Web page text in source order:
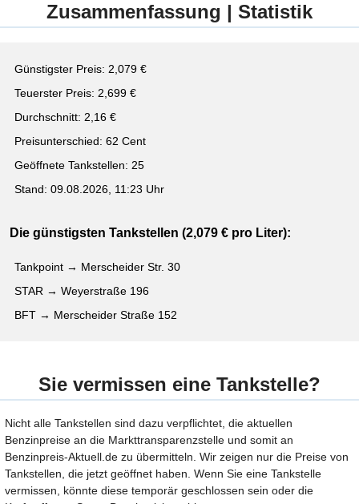
Zusammenfassung | Statistik
Günstigster Preis: 2,079 €
Teuerster Preis: 2,699 €
Durchschnitt: 2,16 €
Preisunterschied: 62 Cent
Geöffnete Tankstellen: 25
Stand: 09.08.2026, 11:23 Uhr
Die günstigsten Tankstellen (2,079 € pro Liter):
Tankpoint → Merscheider Str. 30
STAR → Weyerstraße 196
BFT → Merscheider Straße 152
Sie vermissen eine Tankstelle?
Nicht alle Tankstellen sind dazu verpflichtet, die aktuellen
Benzinpreise an die Markttransparenzstelle und somit an
Benzinpreis-Aktuell.de zu übermitteln. Wir zeigen nur die Preise von
Tankstellen, die jetzt geöffnet haben. Wenn Sie eine Tankstelle
vermissen, könnte diese temporär geschlossen sein oder die